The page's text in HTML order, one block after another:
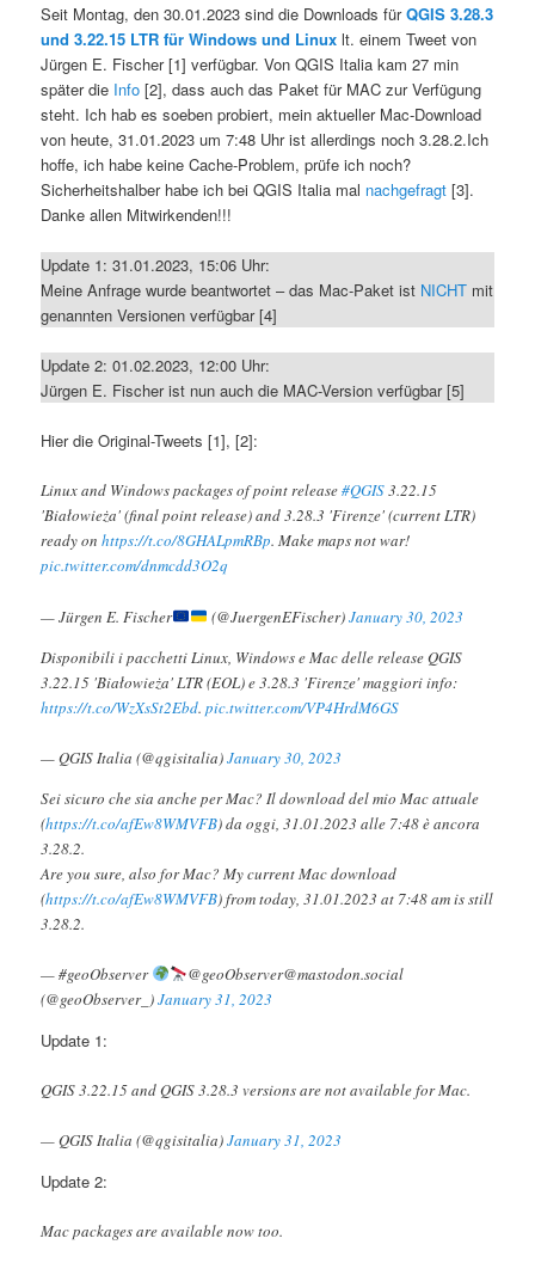
Seit Montag, den 30.01.2023 sind die Downloads fürQGIS 3.28.3
und 3.22.15 LTR für Windows und Linux lt. einem Tweet von
Jürgen E. Fischer [1] verfügbar. VonQGIS Italia kam 27 min
später die Info [2], dass auch das Paket für MAC zur Verfügung
steht. Ich hab es soeben probiert, mein aktueller Mac-Download
von heute, 31.01.2023 um 7:48 Uhr ist allerdings noch 3.28.2.Ich
hoffe, ich habe keine Cache-Problem, prüfe ich noch?
Sicherheitshalber habe ich bei QGIS Italia mal nachgefragt [3].
Danke allen Mitwirkenden!!!
Update 1: 31.01.2023, 15:06 Uhr:
Meine Anfrage wurde beantwortet – das Mac-Paket ist NICHT mit
genannten Versionen verfügbar [4]
Update 2: 01.02.2023, 12:00 Uhr:
Jürgen E. Fischer ist nun auch die MAC-Version verfügbar [5]
Hier die Original-Tweets [1], [2]:
Linux and Windows packages of point release#QGIS3.22.15
'Białowieża' (final point release) and 3.28.3 'Firenze' (current LTR)
ready onhttps://t.co/8GHALpmRBp. Make maps not war!
pic.twitter.com/dnmcdd3O2q
— Jürgen E. Fischer (@JuergenEFischer)January 30, 2023
Disponibili i pacchetti Linux, Windows e Mac delle release QGIS
3.22.15 'Białowieża' LTR (EOL) e 3.28.3 'Firenze' maggiori info:
https://t.co/WzXsSt2Ebd.pic.twitter.com/VP4HrdM6GS
— QGIS Italia (@qgisitalia)January 30, 2023
Sei sicuro che sia anche per Mac? Il download del mio Mac attuale
(https://t.co/afEw8WMVFB) da oggi, 31.01.2023 alle 7:48 è ancora
3.28.2.
Are you sure, also for Mac? My current Mac download
(https://t.co/afEw8WMVFB) from today, 31.01.2023 at 7:48 am is still
3.28.2.
— #geoObserver
@geoObserver@mastodon.social
(@geoObserver_)January 31, 2023
Update 1:
QGIS 3.22.15 and QGIS 3.28.3 versions are not available for Mac.
— QGIS Italia (@qgisitalia)January 31, 2023
Update 2:
Mac packages are available now too.